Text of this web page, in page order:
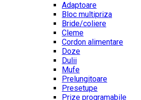
Adaptoare
Bloc multipriza
Bride/coliere
Cleme
Cordon alimentare
Doze
Dulii
Mufe
Prelungitoare
Presetupe
Prize programabile